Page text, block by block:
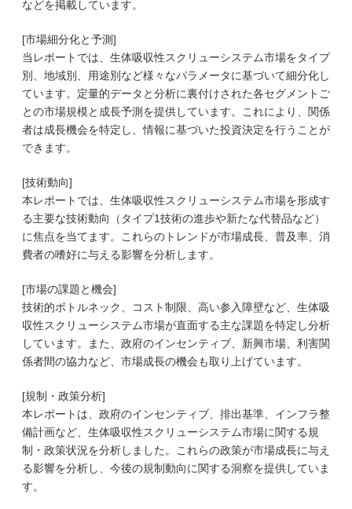
などを掲載しています。
[市場細分化と予測]
当レポートでは、生体吸収性スクリューシステム市場をタイプ
別、地域別、用途別など様々なパラメータに基づいて細分化し
ています。定量的データと分析に裏付けされた各セグメントご
との市場規模と成長予測を提供しています。これにより、関係
者は成長機会を特定し、情報に基づいた投資決定を行うことが
できます。
[技術動向]
本レポートでは、生体吸収性スクリューシステム市場を形成す
る主要な技術動向（タイプ1技術の進歩や新たな代替品など）
に焦点を当てます。これらのトレンドが市場成長、普及率、消
費者の嗜好に与える影響を分析します。
[市場の課題と機会]
技術的ボトルネック、コスト制限、高い参入障壁など、生体吸
収性スクリューシステム市場が直面する主な課題を特定し分析
しています。また、政府のインセンティブ、新興市場、利害関
係者間の協力など、市場成長の機会も取り上げています。
[規制・政策分析]
本レポートは、政府のインセンティブ、排出基準、インフラ整
備計画など、生体吸収性スクリューシステム市場に関する規
制・政策状況を分析しました。これらの政策が市場成長に与え
る影響を分析し、今後の規制動向に関する洞察を提供していま
す。